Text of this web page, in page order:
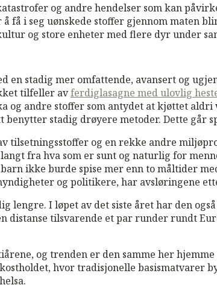
og andre hendelser som kan
få i seg uønskede stoffer gjennom maten
og store enheter med flere dyr under
stadig mer omfattende, avansert og
tilfeller avferdiglasagne med ulovlig
og andre stoffer som antydet at kjøttet
stadig drøyere metoder. Dette går
tilsetningsstoffer og en rekke andre
fra hva som er sunt og naturlig for
ikke burde spise mer enn to måltider
og politikere, har avsløringene
lengre. I løpet av det siste året har den
distanse tilsvarende et par runder rundt
og trenden er den samme her
hvor tradisjonelle basismatvarer